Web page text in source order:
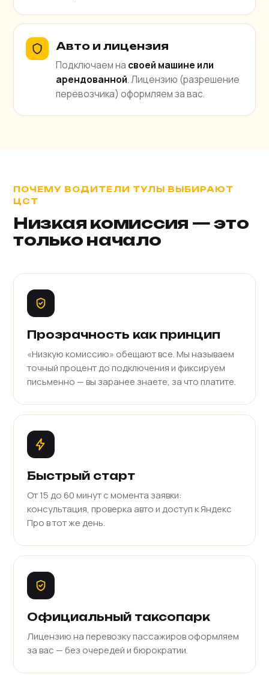
Авто и лицензия
Подключаем на своей машине или
арендованной. Лицензию (разрешение
перевозчика) оформляем за вас.
ПОЧЕМУ ВОДИТЕЛИ ТУЛЫ ВЫБИРАЮТ
ЦСТ
Низкая комиссия — это
только начало
Прозрачность как принцип
«Низкую комиссию» обещают все. Мы называем
точный процент до подключения и фиксируем
письменно — вы заранее знаете, за что платите.
Быстрый старт
От 15 до 60 минут с момента заявки:
консультация, проверка авто и доступ к Яндекс
Про в тот же день.
Официальный таксопарк
Лицензию на перевозку пассажиров оформляем
за вас — без очередей и бюрократии.